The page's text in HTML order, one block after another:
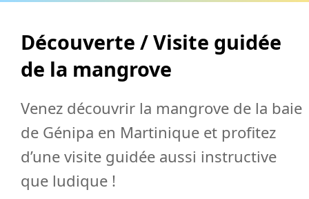
Découverte / Visite guidée
de la mangrove
Venez découvrir la mangrove de la baie
de Génipa en Martinique et profitez
d’une visite guidée aussi instructive
que ludique !